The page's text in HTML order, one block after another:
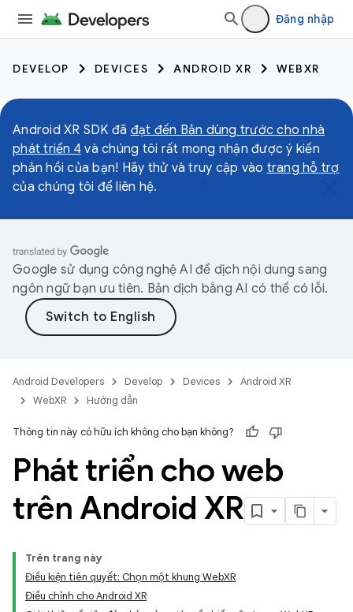
Đăng nhập
DEVELOP DEVICES ANDROID XR WEBXR
Android XR SDK đã đạt đến Bản dùng trước cho nhà
phát triển 4 và chúng tôi rất mong nhận được ý kiến
phản hồi của bạn! Hãy thử và truy cập vào trang hỗ trợ
của chúng tôi để liên hệ.
Google sử dụng công nghệ AI để dịch nội dung sang
ngôn ngữ bạn ưu tiên. Bản dịch bằng AI có thể có lỗi.
Android Developers Develop Devices
Android XR
WebXR
Hướng dẫn
Thông tin này có hữu ích không cho bạn không?
Phát triển cho web
trên Android XR
Trên trang này
Điều kiện tiên quyết: Chọn một khung WebXR
Điều chỉnh cho Android XR